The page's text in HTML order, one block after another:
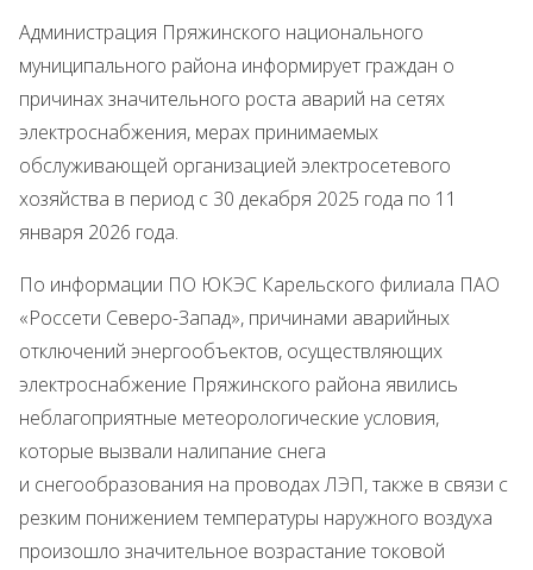
Администрация Пряжинского национального
муниципального района информирует граждан о
причинах значительного роста аварий на сетях
электроснабжения, мерах принимаемых
обслуживающей организацией электросетевого
хозяйства в период с 30 декабря 2025 года по 11
января 2026 года.
По информации ПО ЮКЭС Карельского филиала ПАО
«Россети Северо-Запад», причинами аварийных
отключений энергообъектов, осуществляющих
электроснабжение Пряжинского района явились
неблагоприятные метеорологические условия,
которые вызвали налипание снега
и снегообразования на проводах ЛЭП, также в связи с
резким понижением температуры наружного воздуха
произошло значительное возрастание токовой